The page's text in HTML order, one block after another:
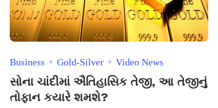
Business Gold-Silver Video News
સોના ચાંદીમાં ઐતિહાસિક તેજી, આ તેજીનું
તોફાન કયારે શમશે?